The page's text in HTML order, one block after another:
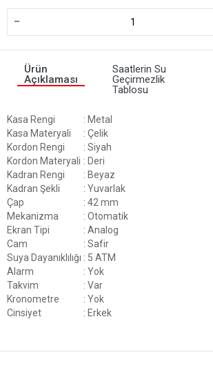
-
Ürün
Açıklaması
Saatlerin Su
Geçirmezlik
Tablosu
Kasa Rengi
: Metal
Kasa Materyali
: Çelik
Kordon Rengi
: Siyah
Kordon Materyali : Deri
Kadran Rengi
: Beyaz
Kadran Şekli
: Yuvarlak
Çap
: 42 mm
Mekanizma
: Otomatik
Ekran Tipi
: Analog
Cam
: Safir
Suya Dayanıklılığı : 5 ATM
Alarm
: Yok
Takvim
: Var
Kronometre
: Yok
Cinsiyet
: Erkek